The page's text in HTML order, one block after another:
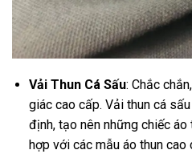
Vải Thun Cá Sấu: Chắc
giác cao cấp. Vải thun cá
định, tạo nên những chiếc
hợp với các mẫu áo thun